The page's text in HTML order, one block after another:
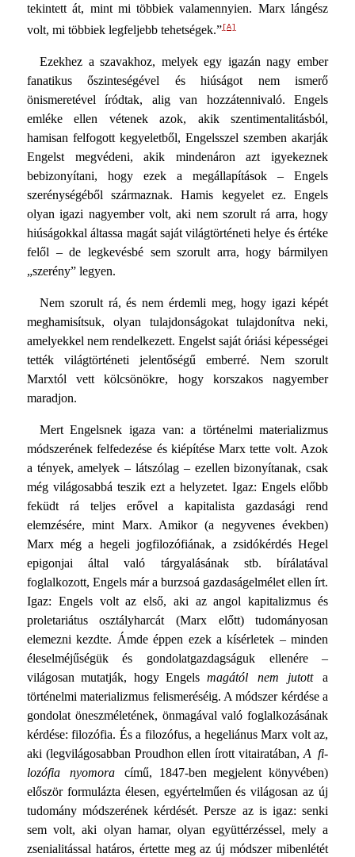
tekintett át, mint mi többiek valamennyien. Marx lángész
volt, mi többiek legfeljebb tehetségek.”[A]
Ezekhez a szavakhoz, melyek egy igazán nagy ember
fana­tikus őszinteségével és hiúságot nem ismerő
önismeretével íródtak, alig van hozzátennivaló. Engels
emléke ellen vétenek azok, akik szentimentalitásból,
hamisan felfogott kegyeletből, Engelsszel szemben akarják
Engelst megvédeni, akik min­denáron azt igyekeznek
bebizonyítani, hogy ezek a megállapí­tások – Engels
szerénységéből származnak. Hamis kegyelet ez. Engels
olyan igazi nagyember volt, aki nem szorult rá arra, hogy
hiúságokkal áltassa magát saját világtörténeti helye és értéke
felől – de legkevésbé sem szorult arra, hogy bármi­lyen
„szerény” legyen.
Nem szorult rá, és nem érdemli meg, hogy igazi képét
meghamisítsuk, olyan tulajdonságokat tulajdonítva neki,
ame­lyekkel nem rendelkezett. Engelst saját óriási képességei
tet­ték világtörténeti jelentőségű emberré. Nem szorult
Marxtól vett kölcsönökre, hogy korszakos nagyember
maradjon.
Mert Engelsnek igaza van: a történelmi materializmus
módszerének felfedezése és kiépítése Marx tette volt. Azok
a tények, amelyek – látszólag – ezellen bizonyítanak, csak
még világosabbá teszik ezt a helyzetet. Igaz: Engels előbb
feküdt rá teljes erővel a kapitalista gazdasági rend
elemzésére, mint Marx. Amikor (a negyvenes években)
Marx még a hegeli jog­filozófiának, a zsidókérdés Hegel
epigonjai által való tárgya­lásának stb. bírálatával
foglalkozott, Engels már a burzsoá gazdaságelmélet ellen írt.
Igaz: Engels volt az első, aki az angol kapitalizmus és
proletariátus osztályharcát (Marx előtt) tudományosan
elemezni kezdte. Ámde éppen ezek a kísérle­tek – minden
éleselméjűségük és gondolatgazdagságuk elle­nére –
világosan mutatják, hogy Engels magától nem jutotta
történelmi materializmus felismeréséig. A módszer kérdése a
gondolat öneszméletének, önmagával való foglalkozásának
kérdése: filozófia. És a filozófus, a hegeliánus Marx volt az,
aki (legvilágosabban Proudhon ellen írott vitairatában,A fi­
lozófia nyomora című, 1847-ben megjelent könyvében)
elő­ször formulázta élesen, egyértelműen és világosan az új
tudomány módszerének kérdését. Persze az is igaz: senki
sem volt, aki olyan hamar, olyan együttérzéssel, mely a
zsenialitással határos, értette meg az új módszer mibenlétét